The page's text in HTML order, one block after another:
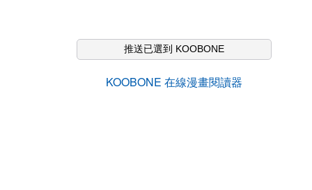
推送已選到 KOOBONE
KOOBONE 在線漫畫閱讀器